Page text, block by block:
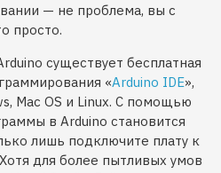
— не проблема, вы с
просто.
существует бесплатная
«Arduino IDE»,
Mac OS и Linux. С помощью
в Arduino становится
лишь подключите плату к
для более пытливых умов